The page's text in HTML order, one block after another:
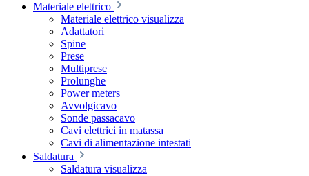
Materiale elettrico
Materiale elettrico visualizza
Adattatori
Spine
Prese
Multiprese
Prolunghe
Power meters
Avvolgicavo
Sonde passacavo
Cavi elettrici in matassa
Cavi di alimentazione intestati
Saldatura
Saldatura visualizza